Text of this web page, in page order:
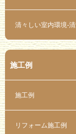
清々しい室内環境-
施工例
施工例
リフォーム施工例